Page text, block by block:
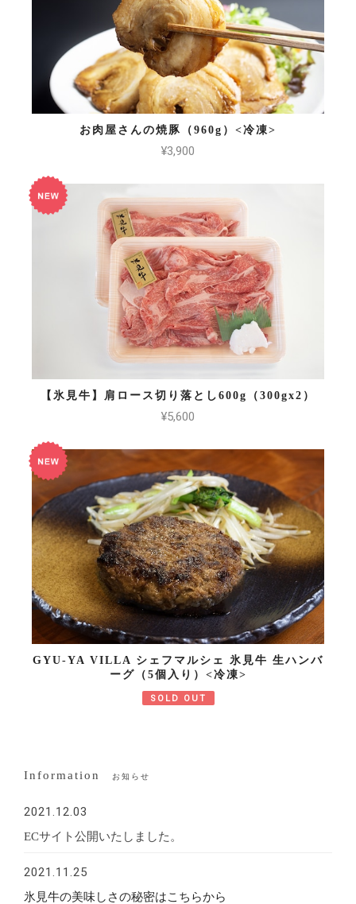
お肉屋さんの焼豚（960g）<冷凍>
¥3,900
【氷見牛】肩ロース切り落とし600g（300gx2）
¥5,600
GYU-YA VILLA シェフマルシェ 氷見牛 生ハンバ
ーグ（5個入り）<冷凍>
SOLD OUT
Information お知らせ
2021.12.03
ECサイト公開いたしました。
2021.11.25
氷見牛の美味しさの秘密はこちらから